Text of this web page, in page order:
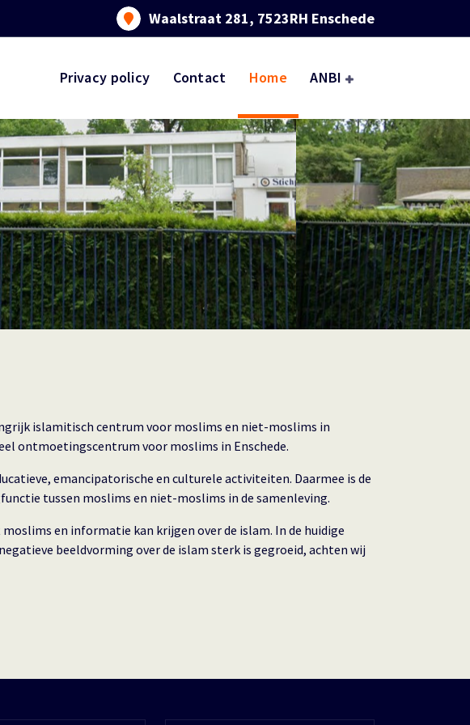
Waalstraat 281, 7523RH Enschede
Privacy policy Contact Home ANBI
islamitisch centrum voor moslims en niet-moslims in
ontmoetingscentrum voor moslims in Enschede.
emancipatorische en culturele activiteiten. Daarmee is de
tussen moslims en niet-moslims in de samenleving.
en informatie kan krijgen over de islam. In de huidige
beeldvorming over de islam sterk is gegroeid, achten wij